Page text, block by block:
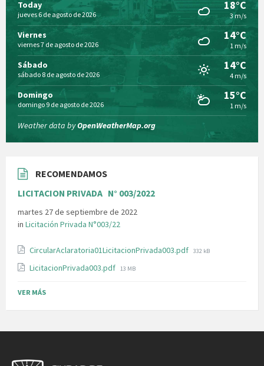
Today
jueves 6 de agosto de 2026
18°C
3 m/s
Viernes
viernes 7 de agosto de 2026
14°C
1 m/s
Sábado
sábado 8 de agosto de 2026
14°C
4 m/s
Domingo
domingo 9 de agosto de 2026
15°C
1 m/s
Weather data byOpenWeatherMap.org
RECOMENDAMOS
LICITACION PRIVADA N° 003/2022
martes 27 de septiembre de 2022
in Licitación Privada N°003/22
CircularAclaratoria01LicitacionPrivada003.pdf File
332 kB
LicitacionPrivada003.pdf File
13 MB
VER MÁS